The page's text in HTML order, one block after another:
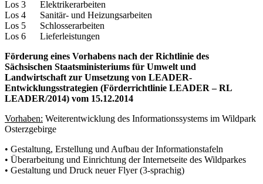
Los 3 Elektrikerarbeiten
Los 4 Sanitär- und Heizungsarbeiten
Los 5 Schlosserarbeiten
Los 6 Lieferleistungen
Förderung eines Vorhabens nach der Richtlinie des
Sächsischen Staatsministeriums für Umwelt und
Landwirtschaft zur Umsetzung von LEADER-
Entwicklungsstrategien (Förderrichtlinie LEADER – RL
LEADER/2014) vom 15.12.2014
Vorhaben: Weiterentwicklung des Informationssystems im Wildpark
Osterzgebirge
• Gestaltung, Erstellung und Aufbau der Informationstafeln
• Überarbeitung und Einrichtung der Internetseite des Wildparkes
• Gestaltung und Druck neuer Flyer (3-sprachig)